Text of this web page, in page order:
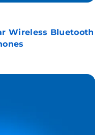
Wireless Bluetooth